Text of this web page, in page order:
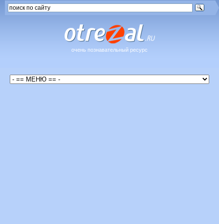
очень познавательный ресурс